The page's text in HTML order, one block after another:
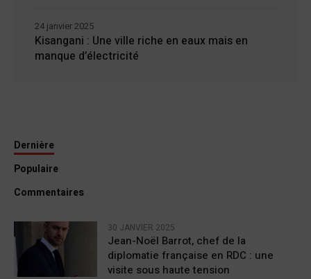
Kisangani : Une ville riche en eaux mais en
manque d’électricité
24 janvier 2025
Dernière
Populaire
Commentaires
30 JANVIER 2025
Jean-Noël Barrot, chef de la
diplomatie française en RDC : une
visite sous haute tension